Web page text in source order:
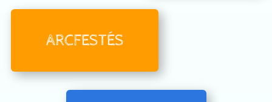
ARCFESTÉS